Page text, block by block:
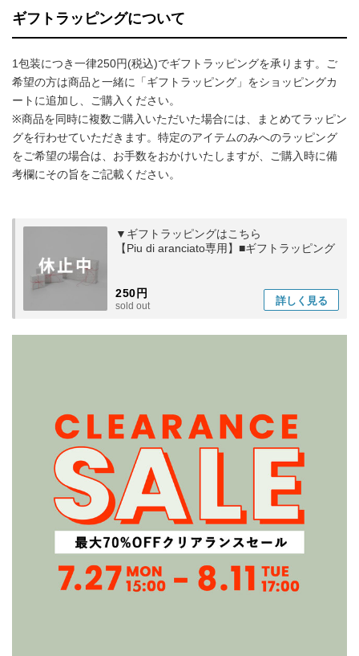
ギフトラッピングについて
1包装につき一律250円(税込)でギフトラッピングを承ります。ご
希望の方は商品と一緒に「ギフトラッピング」をショッピングカ
ートに追加し、ご購入ください。
※商品を同時に複数ご購入いただいた場合には、まとめてラッピン
グを行わせていただきます。特定のアイテムのみへのラッピング
をご希望の場合は、お手数をおかけいたしますが、ご購入時に備
考欄にその旨をご記載ください。
▼ギフトラッピングはこちら
【Piu di aranciato専用】■ギフトラッピング
250円
sold out 詳しく 見る